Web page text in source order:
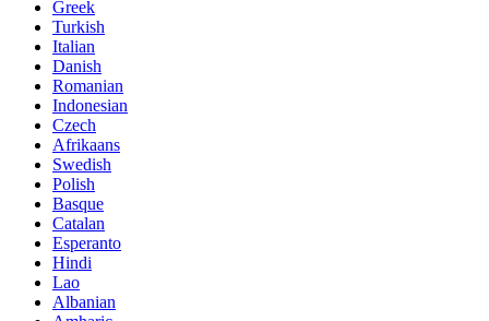
Greek
Turkish
Italian
Danish
Romanian
Indonesian
Czech
Afrikaans
Swedish
Polish
Basque
Catalan
Esperanto
Hindi
Lao
Albanian